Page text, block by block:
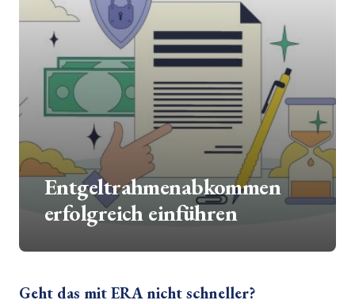
Entgeltrahmenabkommen
erfolgreich einführen
Geht das mit ERA nicht schneller?